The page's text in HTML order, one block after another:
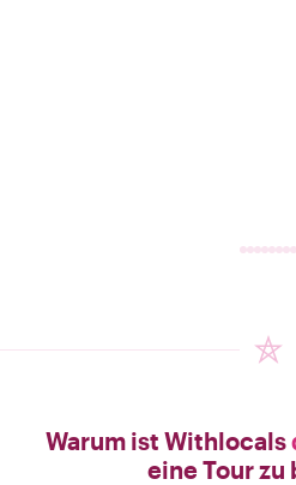
Warum ist Withlocals
eine Tour zu